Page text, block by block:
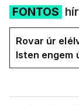
FONTOS
Rovar úr
Isten engem
hónapja